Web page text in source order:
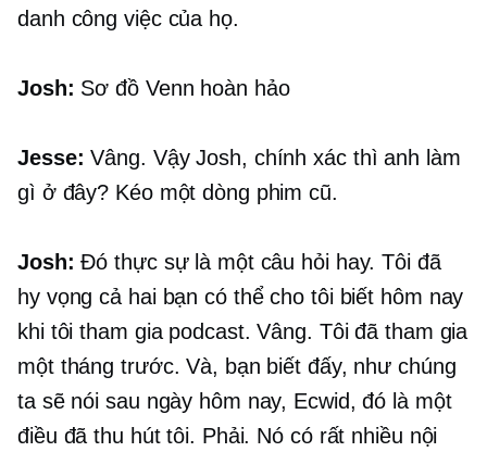
danh công việc của họ.
Josh: Sơ đồ Venn hoàn hảo
Jesse: Vâng. Vậy Josh, chính xác thì anh làm
gì ở đây? Kéo một dòng phim cũ.
Josh: Đó thực sự là một câu hỏi hay. Tôi đã
hy vọng cả hai bạn có thể cho tôi biết hôm nay
khi tôi tham gia podcast. Vâng. Tôi đã tham gia
một tháng trước. Và, bạn biết đấy, như chúng
ta sẽ nói sau ngày hôm nay, Ecwid, đó là một
điều đã thu hút tôi. Phải. Nó có rất nhiều nội